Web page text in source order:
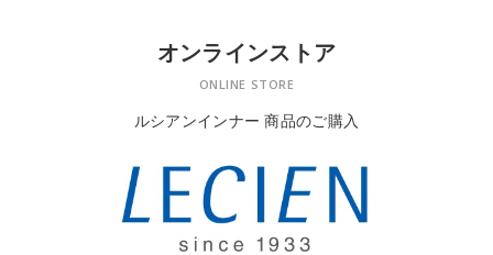
オンラインストア
ONLINE STORE
ルシアンインナー 商品のご購入